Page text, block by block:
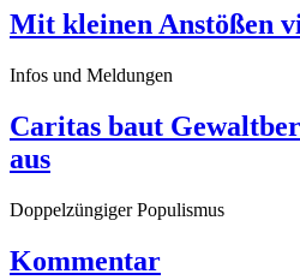
Mit kleinen Anstößen
Infos und Meldungen
Caritas baut
aus
Doppelzüngiger Populismus
Kommentar